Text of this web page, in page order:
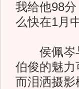
我给他98
么快在1月
侯佩岑与
伯俊的魅
而泪洒摄